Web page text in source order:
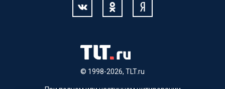
© 1998-2026, TLT.ru